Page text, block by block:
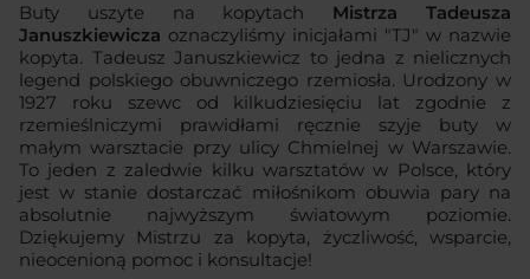
Buty uszyte na kopytach Mistrza Tadeusza
Januszkiewicza oznaczyliśmy inicjałami "TJ" w nazwie
kopyta. Tadeusz Januszkiewicz to jedna z nielicznych
legend polskiego obuwniczego rzemiosła. Urodzony w
1927 roku szewc od kilkudziesięciu lat zgodnie z
rzemieślniczymi prawidłami ręcznie szyje buty w
małym warsztacie przy ulicy Chmielnej w Warszawie.
To jeden z zaledwie kilku warsztatów w Polsce, który
jest w stanie dostarczać miłośnikom obuwia pary na
absolutnie najwyższym światowym poziomie.
Dziękujemy Mistrzu za kopyta, życzliwość, wsparcie,
nieocenioną pomoc i konsultacje!